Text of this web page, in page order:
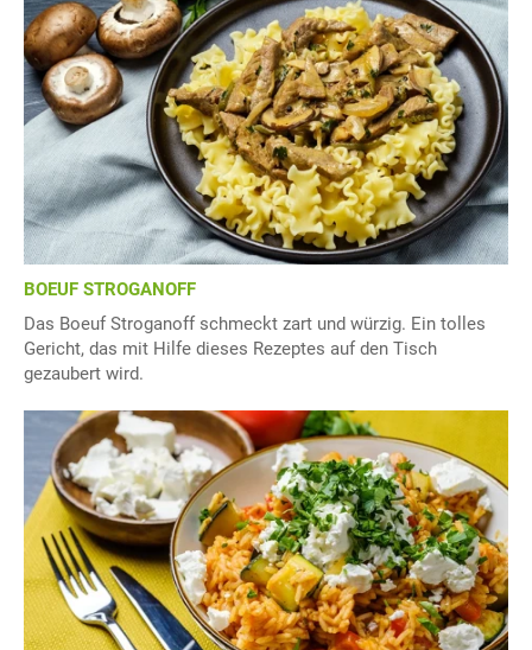
BOEUF STROGANOFF
Das Boeuf Stroganoff schmeckt zart und würzig. Ein tolles
Gericht, das mit Hilfe dieses Rezeptes auf den Tisch
gezaubert wird.